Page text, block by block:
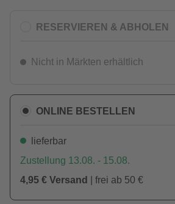
RESERVIEREN & ABHOLEN
Nicht in Märkten erhältlich
ONLINE BESTELLEN
lieferbar
Zustellung 13.08. - 15.08.
4,95 € Versand
| frei ab 50 €